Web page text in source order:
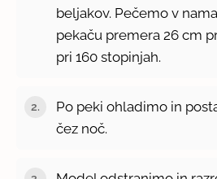
beljakov. Pečemo v
pekaču premera 26 cm
pri 160 stopinjah.
Po peki ohladimo in
čez noč.